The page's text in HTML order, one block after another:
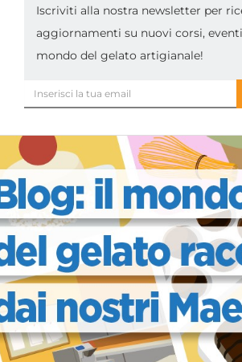
Iscriviti alla nostra newsletter per
aggiornamenti su nuovi corsi,
mondo del gelato artigianale!